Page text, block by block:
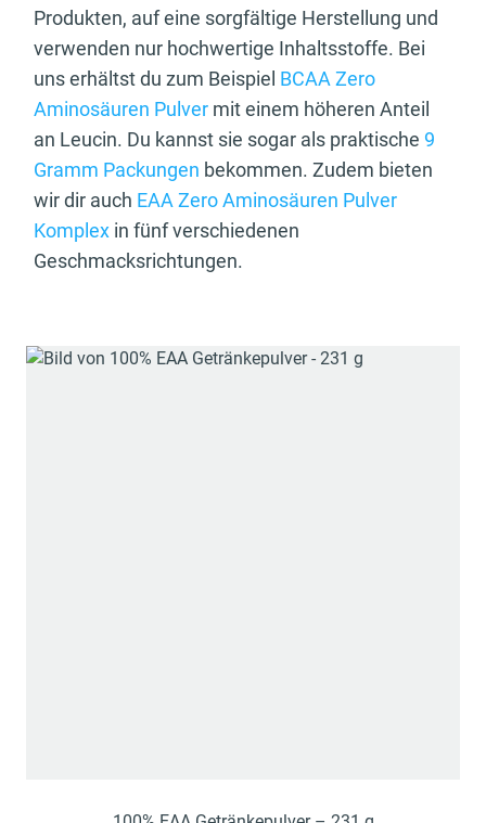
Produkten, auf eine sorgfältige Herstellung und
verwenden nur hochwertige Inhaltsstoffe. Bei
uns erhältst du zum Beispiel BCAA Zero
Aminosäuren Pulver mit einem höheren Anteil
an Leucin. Du kannst sie sogar als praktische 9
Gramm Packungen bekommen. Zudem bieten
wir dir auch EAA Zero Aminosäuren Pulver
Komplex in fünf verschiedenen
Geschmacksrichtungen.